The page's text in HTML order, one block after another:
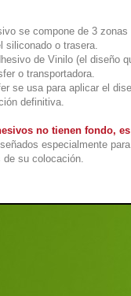
se compone de 3 zonas
siliconado o trasera.
de Vinilo (el diseño
o transportadora.
se usa para aplicar el
definitiva.
no tienen fondo,
especialmente
de su colocación.